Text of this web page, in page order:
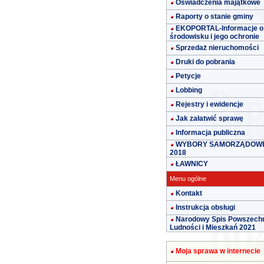
Oświadczenia majątkowe
Raporty o stanie gminy
EKOPORTAL-Informacje o
środowisku i jego ochronie
Sprzedaż nieruchomości
Druki do pobrania
Petycje
Lobbing
Rejestry i ewidencje
Jak załatwić sprawę
Informacja publiczna
WYBORY
2018
ŁAWNICY
Menu ogólne
Kontakt
Instrukcja obsługi
Narodowy Spis
Ludności i Mieszkań 2021
Moja sprawa w internecie